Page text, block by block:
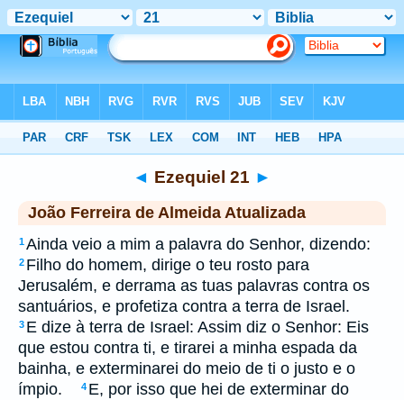
◄ Ezequiel 21 ►
João Ferreira de Almeida Atualizada
1Ainda veio a mim a palavra do Senhor, dizendo:
2 Filho do homem, dirige o teu rosto para
Jerusalém, e derrama as tuas palavras contra os
santuários, e profetiza contra a terra de Israel.
3 E dize à terra de Israel: Assim diz o Senhor: Eis
que estou contra ti, e tirarei a minha espada da
bainha, e exterminarei do meio de ti o justo e o
ímpio.
4 E, por isso que hei de exterminar do